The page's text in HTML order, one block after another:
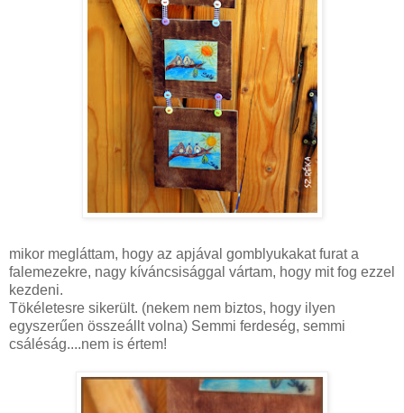
mikor megláttam, hogy az apjával gomblyukakatfurat a
falemezekre, nagy kíváncsisággal vártam, hogy mit fog ezzel
kezdeni.
Tökéletesre sikerült. (nekem nem biztos, hogy ilyen
egyszerűen összeállt volna) Semmi ferdeség, semmi
csáléság....nem is értem!